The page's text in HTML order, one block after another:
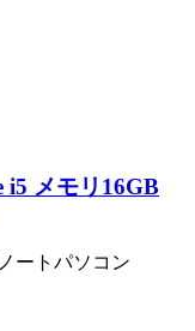
メモリ16GB
ートパソコン